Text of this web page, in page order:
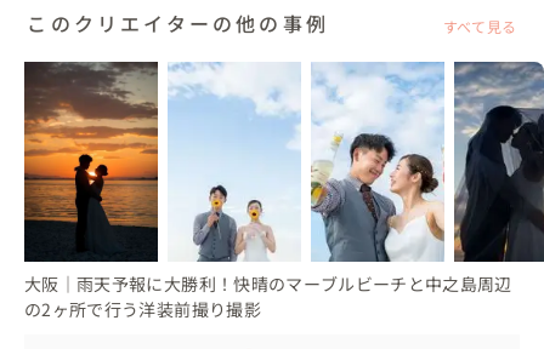
せて頂いております。
▼撮影プランに含まれるもの
今回は「和装2着撮影プラン」にて撮影を行わせて頂きま
した。
このプランには撮影、250カット以上の編集済みデータ、
花嫁様着物2着（白無垢＋色打掛）、新郎様紋付袴、ヘア
メイク、衣装着付、美容スタッフ同行、撮影用移動車がセ
ットで含まれています＊
▼この日のタイムスケジュールはこちら
このクリエイターの他の事例 すべて見る
大阪｜雨天予報に大勝利！快晴のマーブルビーチと中之島周辺
の2ヶ所で行う洋装前撮り撮影